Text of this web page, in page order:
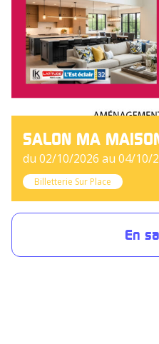
SALON MA
du 02/10/2026 au 04/10/
Billetterie Sur Place
En